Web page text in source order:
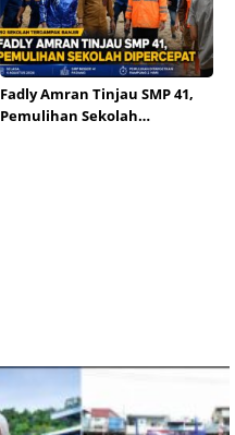
Fadly Amran Tinjau SMP 41,
Pemulihan Sekolah